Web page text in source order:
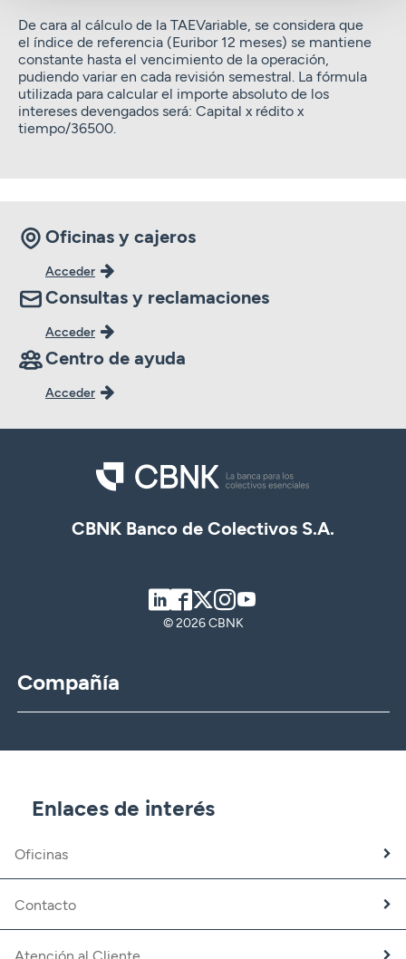
De cara al cálculo de la TAEVariable, se considera que
el índice de referencia (Euribor 12 meses) se mantiene
constante hasta el vencimiento de la operación,
pudiendo variar en cada revisión semestral. La fórmula
utilizada para calcular el importe absoluto de los
intereses devengados será: Capital x rédito x
tiempo/36500.
Oficinas y cajeros
Acceder
Consultas y reclamaciones
Acceder
Centro de ayuda
Acceder
CBNK Banco de Colectivos S.A.
LinkedIn
Facebook
TwitterInstagram
© 2026 CBNK
Compañía
CBNK Gestión de Activos
CBNK Mediación de Seguros
Banca Partner
Trabaja con nosotros
Fundación CBNK
Enlaces de interés
Oficinas
Contacto
Atención al Cliente